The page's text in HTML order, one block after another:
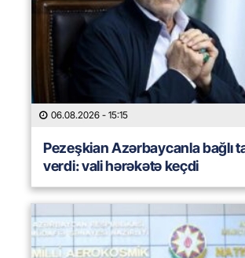
06.08.2026 - 15:15
Pezeşkian Azərbaycanla bağlı
verdi: vali hərəkətə keçdi